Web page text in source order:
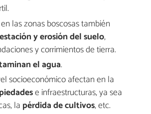
las zonas boscosas también
y erosión del suelo,
y corrimientos de tierra.
el agua.
socioeconómico afectan en la
e infraestructuras, ya sea
la pérdida de cultivos, etc.